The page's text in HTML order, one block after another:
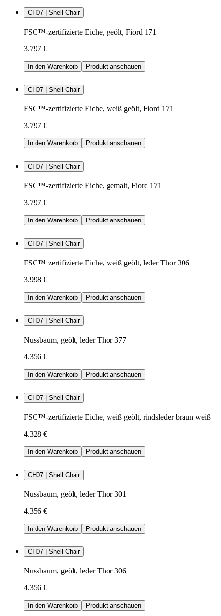
CH07 | Shell Chair
FSC™-zertifizierte Eiche, geölt, Fiord 171
3.797 €
In den Warenkorb Produkt anschauen
CH07 | Shell Chair
FSC™-zertifizierte Eiche, weiß geölt, Fiord 171
3.797 €
In den Warenkorb Produkt anschauen
CH07 | Shell Chair
FSC™-zertifizierte Eiche, gemalt, Fiord 171
3.797 €
In den Warenkorb Produkt anschauen
CH07 | Shell Chair
FSC™-zertifizierte Eiche, weiß geölt, leder Thor 306
3.998 €
In den Warenkorb Produkt anschauen
CH07 | Shell Chair
Nussbaum, geölt, leder Thor 377
4.356 €
In den Warenkorb Produkt anschauen
CH07 | Shell Chair
FSC™-zertifizierte Eiche, weiß geölt, rindsleder braun weiß
4.328 €
In den Warenkorb Produkt anschauen
CH07 | Shell Chair
Nussbaum, geölt, leder Thor 301
4.356 €
In den Warenkorb Produkt anschauen
CH07 | Shell Chair
Nussbaum, geölt, leder Thor 306
4.356 €
In den Warenkorb Produkt anschauen